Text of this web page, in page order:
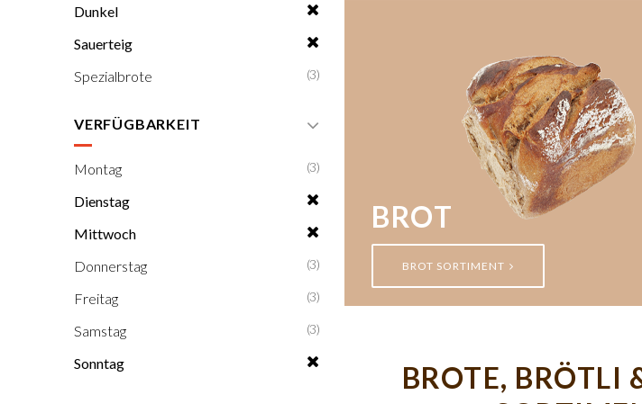
Dunkel
Sauerteig
Spezialbrote
(3)
VERFÜGBARKEIT
Montag (3)
Dienstag
Mittwoch
Donnerstag
(3)
Freitag (3)
Samstag (3)
Sonntag
BROT
BROT SORTIMENT
BROTE, BRÖTLI